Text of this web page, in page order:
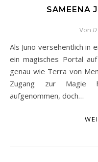
SAMEENA
Von D
Als Juno versehentlich in eine Pfütze tritt, gelangt sie durch
ein magisches Portal
genau wie Terra von
Zugang zur Magie
aufgenommen, doch…